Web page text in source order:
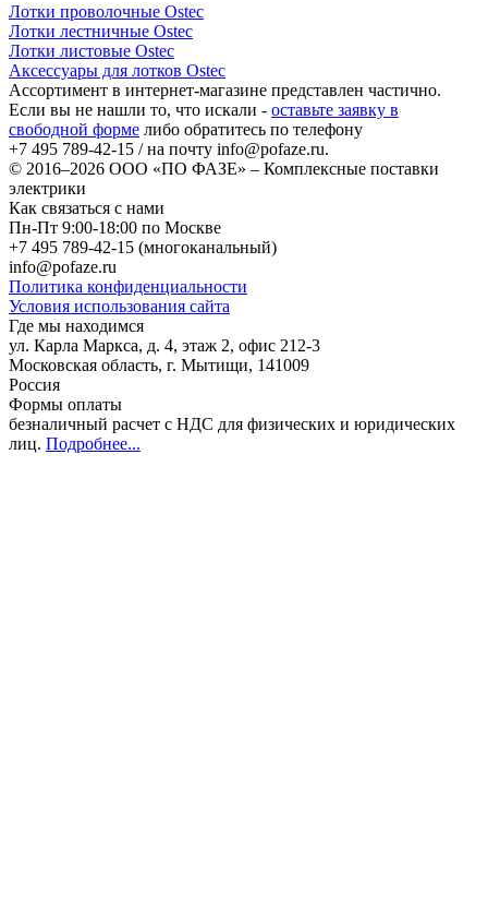
Лотки проволочные Ostec
Лотки лестничные Ostec
Лотки листовые Ostec
Аксессуары для лотков Ostec
Ассортимент в интернет-магазине представлен частично.
Если вы не нашли то, что искали - оставьте заявку в
свободной форме либо обратитесь по телефону
+7 495 789-42-15 / на почту info@pofaze.ru.
© 2016–2026 ООО «ПО ФАЗЕ» – Комплексные поставки
электрики
Как связаться с нами
Пн-Пт 9:00-18:00 по Москве
+7 495 789-42-15 (многоканальный)
info@pofaze.ru
Политика конфиденциальности
Условия использования сайта
Где мы находимся
ул. Карла Маркса, д. 4, этаж 2, офис 212-3
Московская область, г. Мытищи, 141009
Россия
Формы оплаты
безналичный расчет с НДС для физических и юридических
лиц. Подробнее...